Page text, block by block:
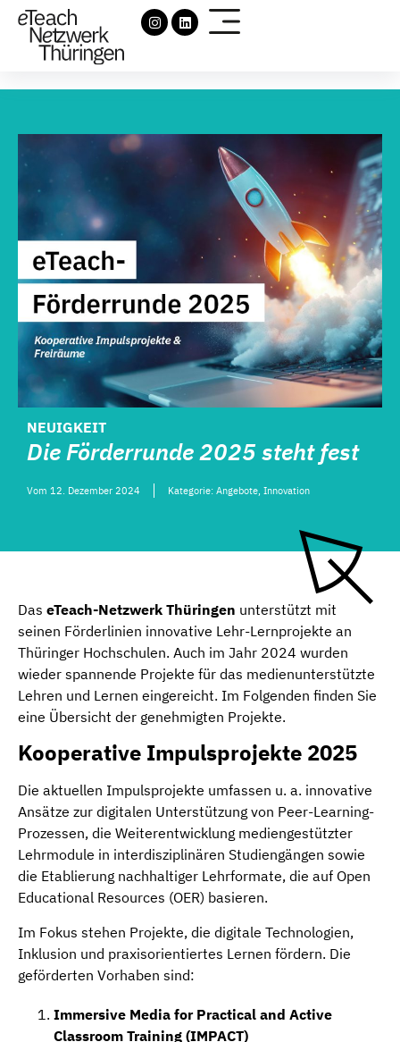
NEUIGKEIT
Die Förderrunde 2025 steht fest
Vom 12. Dezember 2024 Kategorie: Angebote, Innovation
Das eTeach-Netzwerk Thüringen unterstützt mit
seinen Förderlinien innovative Lehr-Lernprojekte an
Thüringer Hochschulen. Auch im Jahr 2024 wurden
wieder spannende Projekte für das medienunterstützte
Lehren und Lernen eingereicht. Im Folgenden finden Sie
eine Übersicht der genehmigten Projekte.
Kooperative Impulsprojekte 2025
Die aktuellen Impulsprojekte umfassen u. a. innovative
Ansätze zur digitalen Unterstützung von Peer-Learning-
Prozessen, die Weiterentwicklung mediengestützter
Lehrmodule in interdisziplinären Studiengängen sowie
die Etablierung nachhaltiger Lehrformate, die auf Open
Educational Resources (OER) basieren.
Im Fokus stehen Projekte, die digitale Technologien,
Inklusion und praxisorientiertes Lernen fördern. Die
geförderten Vorhaben sind:
Immersive Media for Practical and Active
Classroom Training (IMPACT)